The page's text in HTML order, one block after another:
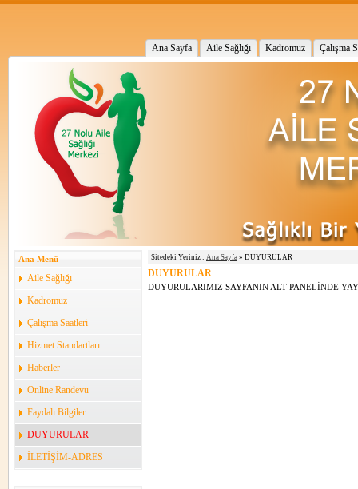
Ana Sayfa Aile Sağlığı Kadromuz Çalışma
Ana Menü
Aile Sağlığı
Kadromuz
Çalışma Saatleri
Hizmet Standartları
Haberler
Online Randevu
Faydalı Bilgiler
DUYURULAR
İLETİŞİM-ADRES
Sitedeki Yeriniz : Ana Sayfa » DUYURULAR
DUYURULAR
DUYURULARIMIZ SAYFANIN ALT PANELİNDE